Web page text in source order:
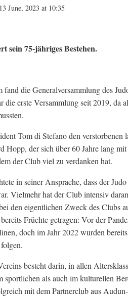
June, 2023 at 10:35
sein 75-jähriges Bestehen.
die Generalversammlung des
die erste Versammlung seit 2019, da
Tom di Stefano den verstorbenen
Hopp, der sich über 60 Jahre lang
der Club viel zu verdanken hat.
in seiner Ansprache, dass der
Vielmehr hat der Club intensiv
den eigentlichen Zweck des Clubs
Früchte getragen: Vor der
doch im Jahr 2022 wurden
besteht darin, in allen
sportlichen als auch im kulturellen
mit dem Partnerclub aus